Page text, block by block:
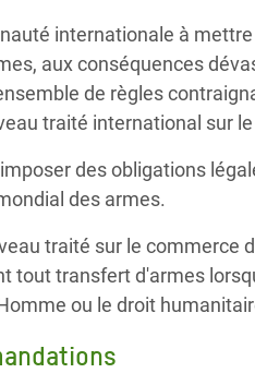
Crise en
internationale à
aux conséquences
de règles
traité international sur
des obligations
des armes.
traité sur le
tout transfert d'armes
ou le droit